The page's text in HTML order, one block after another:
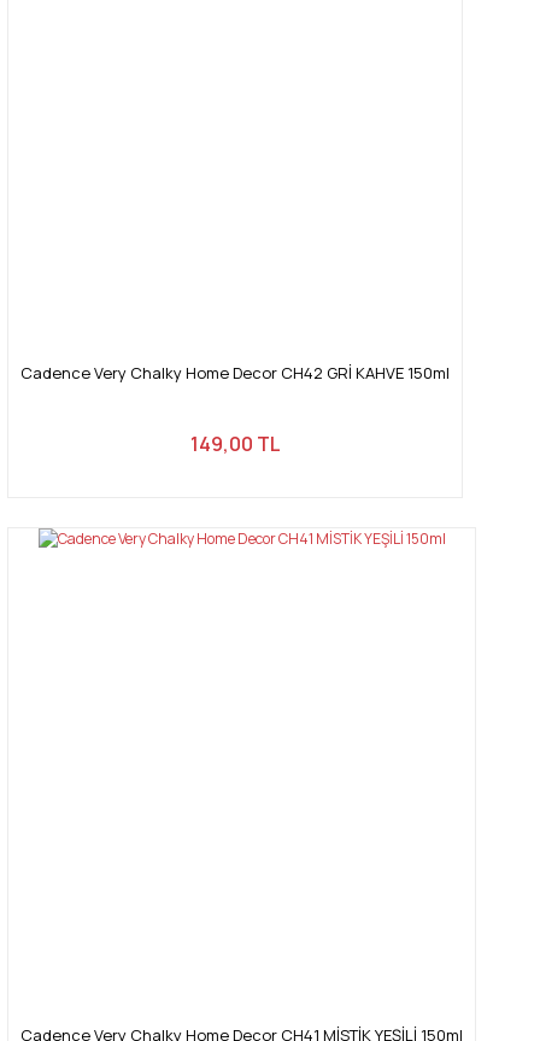
Cadence Very Chalky Home Decor CH42 GRİ KAHVE 150ml
149,00 TL
Cadence Very Chalky Home Decor CH41 MİSTİK YEŞİLİ 150ml